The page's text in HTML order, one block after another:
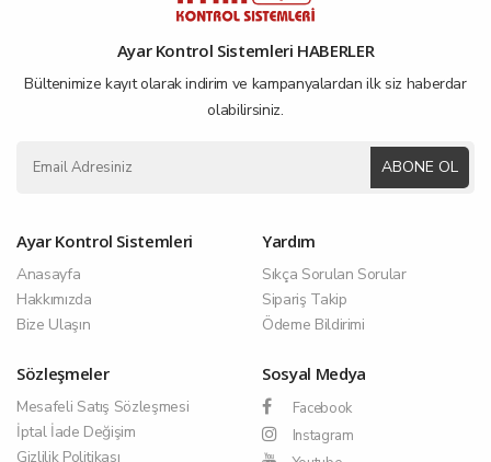
Ayar Kontrol Sistemleri HABERLER
Bültenimize kayıt olarak indirim ve kampanyalardan ilk siz haberdar
olabilirsiniz.
ABONE OL
Ayar Kontrol Sistemleri
Anasayfa
Hakkımızda
Bize Ulaşın
Yardım
Sıkça Sorulan Sorular
Sipariş Takip
Ödeme Bildirimi
Sözleşmeler
Mesafeli Satış Sözleşmesi
İptal İade Değişim
Gizlilik Politikası
Sosyal Medya
Facebook
Instagram